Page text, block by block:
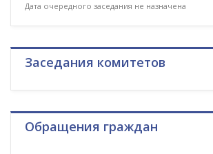
Дата очередного заседания не назначена
Заседания комитетов
Обращения граждан